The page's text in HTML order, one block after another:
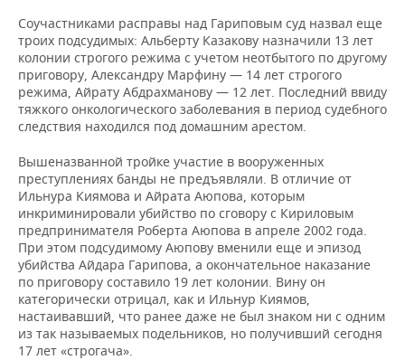
Соучастниками расправы над Гариповым суд назвал еще
троих подсудимых: Альберту Казакову назначили 13 лет
колонии строгого режима с учетом неотбытого по другому
приговору, Александру Марфину — 14 лет строгого
режима, Айрату Абдрахманову — 12 лет. Последний ввиду
тяжкого онкологического заболевания в период судебного
следствия находился под домашним арестом.
Вышеназванной тройке участие в вооруженных
преступлениях банды не предъявляли. В отличие от
Ильнура Киямова и Айрата Аюпова, которым
инкриминировали убийство по сговору с Кириловым
предпринимателя Роберта Аюпова в апреле 2002 года.
При этом подсудимому Аюпову вменили еще и эпизод
убийства Айдара Гарипова, а окончательное наказание
по приговору составило 19 лет колонии. Вину он
категорически отрицал, как и Ильнур Киямов,
настаивавший, что ранее даже не был знаком ни с одним
из так называемых подельников, но получивший сегодня
17 лет «строгача».